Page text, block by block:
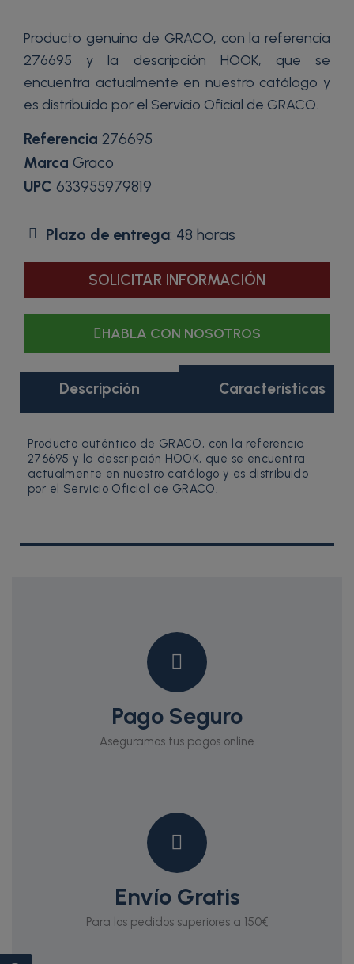
Producto genuino de GRACO, con la referencia
276695 y la descripción HOOK, que se
encuentra actualmente en nuestro catálogo y
es distribuido por el Servicio Oficial de GRACO.
Referencia 276695
Marca Graco
UPC 633955979819
Plazo de entrega: 48 horas
SOLICITAR INFORMACIÓN
HABLA CON NOSOTROS
Descripción Características
Producto auténtico de GRACO, con la referencia
276695 y la descripción HOOK, que se encuentra
actualmente en nuestro catálogo y es distribuido
por el Servicio Oficial de GRACO.
Pago Seguro
Aseguramos tus pagos online
Envío Gratis
Para los pedidos superiores a 150€